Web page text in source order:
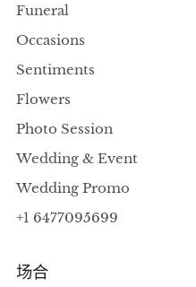
Funeral
Occasions
Sentiments
Flowers
Photo Session
Wedding & Event
Wedding Promo
+1 6477095699
场合